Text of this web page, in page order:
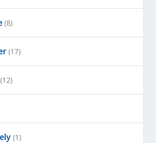
(8)
(17)
(12)
(1)